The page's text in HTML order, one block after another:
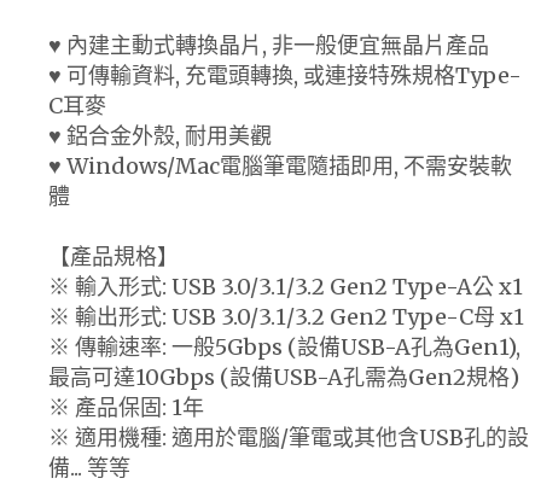
♥ 內建主動式轉換晶片, 非一般便宜無晶片產品
♥ 可傳輸資料, 充電頭轉換, 或連接特殊規格Type-
C耳麥
♥ 鋁合金外殼, 耐用美觀
♥ Windows/Mac電腦筆電隨插即用, 不需安裝軟
體
【產品規格】
※ 輸入形式: USB 3.0/3.1/3.2 Gen2 Type-A公 x1
※ 輸出形式: USB 3.0/3.1/3.2 Gen2 Type-C母 x1
※ 傳輸速率: 一般5Gbps (設備USB-A孔為Gen1),
最高可達10Gbps (設備USB-A孔需為Gen2規格)
※ 產品保固: 1年
※ 適用機種: 適用於電腦/筆電或其他含USB孔的設
備... 等等